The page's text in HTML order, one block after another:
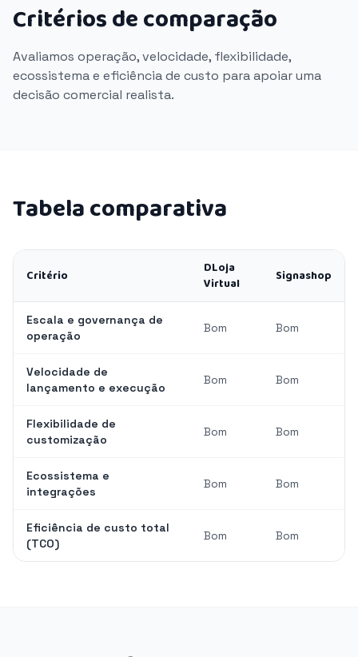
Critérios de comparação
Avaliamos operação, velocidade, flexibilidade,
ecossistema e eficiência de custo para apoiar uma
decisão comercial realista.
Tabela comparativa
Critério
DLoja
Virtual
Signashop
Escala e governança de
operação
Bom Bom
Velocidade de
lançamento e execução
Bom Bom
Flexibilidade de
customização
Bom Bom
Ecossistema e
integrações
Bom Bom
Eficiência de custo total
(TCO)
Bom Bom